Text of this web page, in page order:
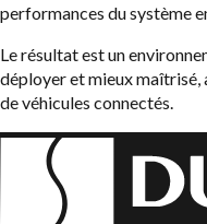
performances du système
Le résultat est un
déployer et mieux maîtrisé,
de véhicules connectés.